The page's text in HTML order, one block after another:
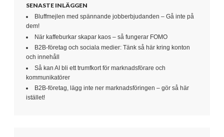
SENASTE INLÄGGEN
Bluffmejlen med spännande jobberbjudanden – Gå inte på
dem!
När kaffeburkar skapar kaos – så fungerar FOMO
B2B-företag och sociala medier: Tänk så här kring konton
och innehåll
Så kan AI bli ett trumfkort för marknadsförare och
kommunikatörer
B2B-företag, lägg inte ner marknadsföringen – gör så här
istället!